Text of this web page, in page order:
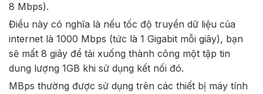
8 Mbps).
Điều này có nghĩa là nếu tốc độ truyền dữ liệu của
internet là 1000 Mbps (tức là 1 Gigabit mỗi giây), bạn
sẽ mất 8 giây để tải xuống thành công một tập tin
dung lượng 1GB khi sử dụng kết nối đó.
MBps thường được sử dụng trên các thiết bị máy tính